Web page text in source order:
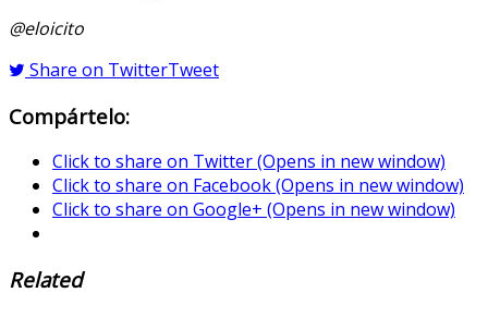
@eloicito
Share on TwitterTweet
Compártelo:
Click to share on Twitter (Opens in new window)
Click to share on Facebook (Opens in new window)
Click to share on Google+ (Opens in new window)
Related